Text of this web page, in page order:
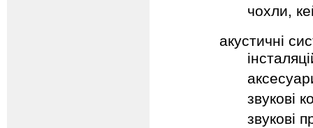
чохли,
акустичні
звукові
звукові